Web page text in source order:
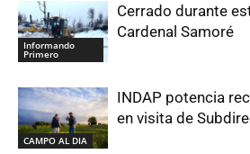
Informando
Primero
Cerrado durante
Cardenal Samoré
CAMPO AL DIA
INDAP potencia
en visita de